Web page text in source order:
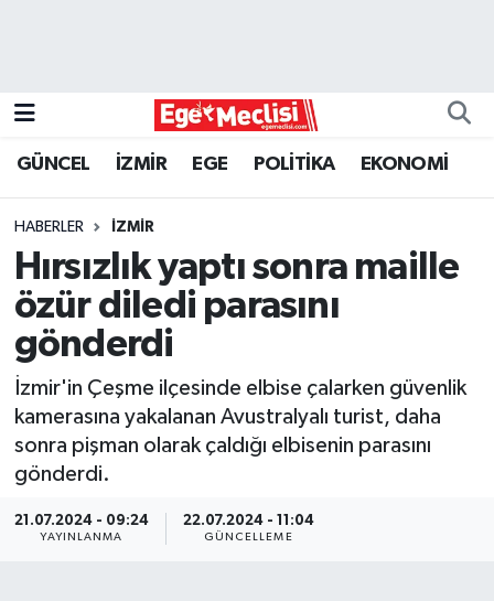
GÜNCEL İZMİR EGE POLİTİKA EKONOMİ
HABERLER İZMİR
Hırsızlık yaptı sonra maille
özür diledi parasını
gönderdi
İzmir'in Çeşme ilçesinde elbise çalarken güvenlik
kamerasına yakalanan Avustralyalı turist, daha
sonra pişman olarak çaldığı elbisenin parasını
gönderdi.
21.07.2024 - 09:24
YAYINLANMA
22.07.2024 - 11:04
GÜNCELLEME
GÜNCEL
İZMİR
ÖZEL HABER
Programlar
SPOR
YAŞAM